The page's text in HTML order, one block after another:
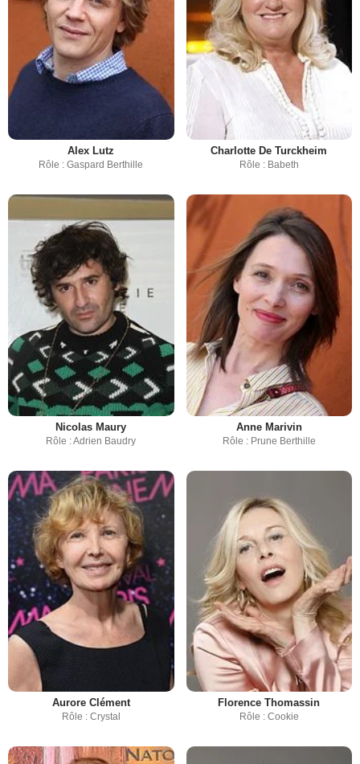
Alex Lutz
Rôle : Gaspard Berthille
Charlotte De Turckheim
Rôle : Babeth
Nicolas Maury
Rôle : Adrien Baudry
Anne Marivin
Rôle : Prune Berthille
Aurore Clément
Rôle : Crystal
Florence Thomassin
Rôle : Cookie